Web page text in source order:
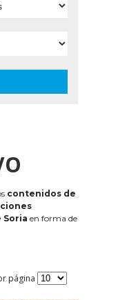
contenidos de
Soria en forma de
página